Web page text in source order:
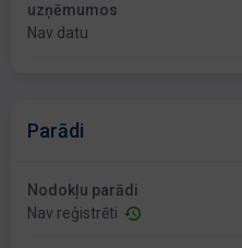
uzņēmumos
Nav datu
Parādi
Nodokļu parādi
Nav reģistrēti